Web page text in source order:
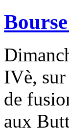
IVè,
de
aux